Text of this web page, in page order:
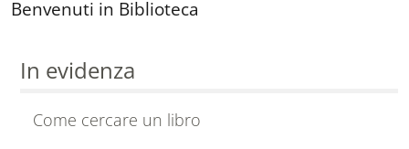
Benvenuti in Biblioteca
In evidenza
Come cercare un libro